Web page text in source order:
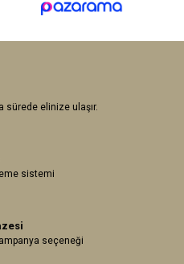
sürede elinize ulaşır.
sistemi
seçeneği